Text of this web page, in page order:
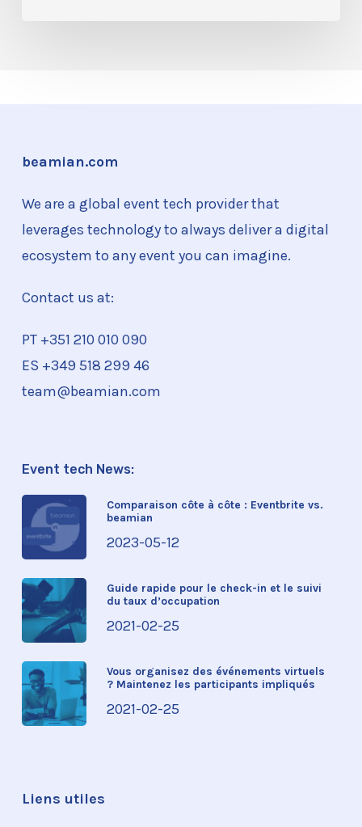
beamian.com
We are a global event tech provider that
leverages technology to always deliver a digital
ecosystem to any event you can imagine.
Contact us at:
PT +351 210 010 090
ES +349 518 299 46
team@beamian.com
Event tech News:
Comparaison côte à côte : Eventbrite vs.
beamian
2023-05-12
Guide rapide pour le check-in et le suivi
du taux d’occupation
2021-02-25
Vous organisez des événements virtuels
? Maintenez les participants impliqués
2021-02-25
Liens utiles